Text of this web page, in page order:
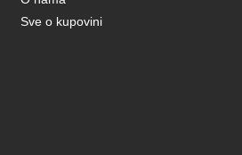
Sve o kupovini